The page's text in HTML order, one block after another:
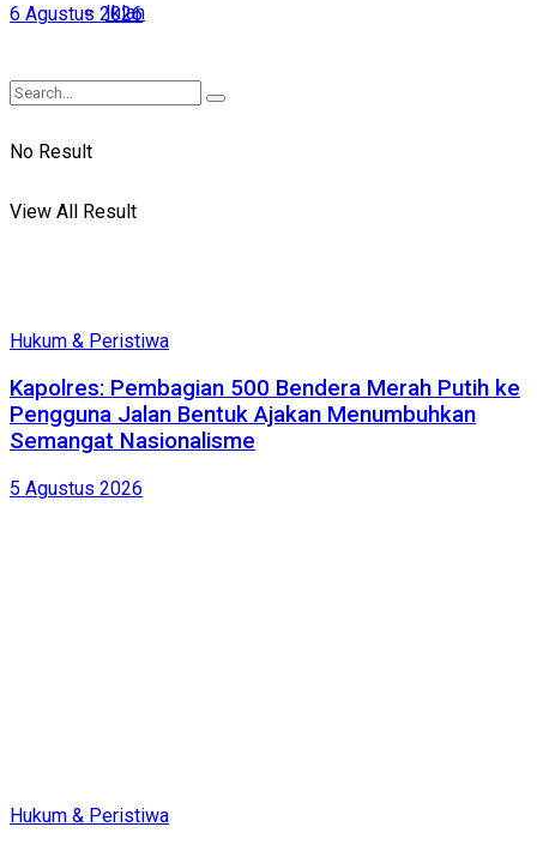
Iklan
No Result
View All Result
6 Agustus 2026
Hukum & Peristiwa
Kapolres: Pembagian 500 Bendera Merah Putih ke
Pengguna Jalan Bentuk Ajakan Menumbuhkan
Semangat Nasionalisme
5 Agustus 2026
Hukum & Peristiwa